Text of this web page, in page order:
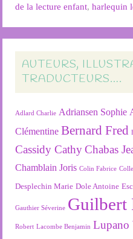
de la lecture enfant,harlequin
AUTEURS,
TRADUCTEURS….
Adlard Charlie Adriansen Sophie
Clémentine Bernard Fred
Cassidy Cathy Chabas
Chamblain Joris Colin Fabrice
Desplechin Marie Dole Antoine
Gauthier Séverine Guilbert
Robert Lacombe Benjamin